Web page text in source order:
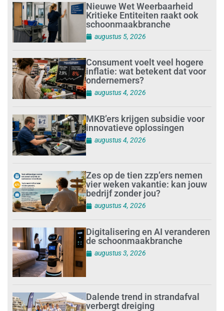
Nieuwe Wet Weerbaarheid
Kritieke Entiteiten raakt ook
schoonmaakbranche
augustus 5, 2026
Consument voelt veel hogere
inflatie: wat betekent dat voor
ondernemers?
augustus 4, 2026
MKB’ers krijgen subsidie voor
innovatieve oplossingen
augustus 4, 2026
Zes op de tien zzp’ers nemen
vier weken vakantie: kan jouw
bedrijf zonder jou?
augustus 4, 2026
Digitalisering en AI veranderen
de schoonmaakbranche
augustus 3, 2026
Dalende trend in strandafval
verbergt dreiging